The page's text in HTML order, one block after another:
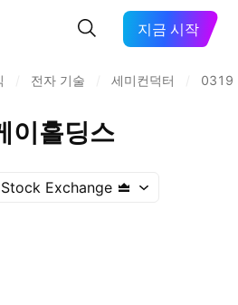
지금 시작
전자 기술 세미컨덕터
이홀딩스
Exchange